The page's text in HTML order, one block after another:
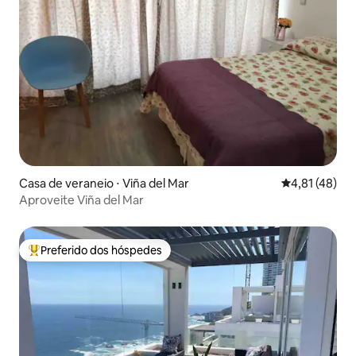
Casa de veraneio ⋅ Viña del Mar 4,81 de uma
4,81 (48)
Aproveite Viña del Mar
Entre os melhores preferidos dos hóspedes
Preferido dos hóspedes